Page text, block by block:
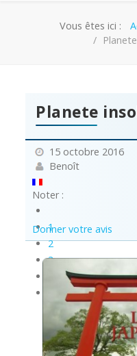
Vous êtes ici :
Planete
15 octobre 2016
Benoît
Noter :
1
2
3
Donner votre avis